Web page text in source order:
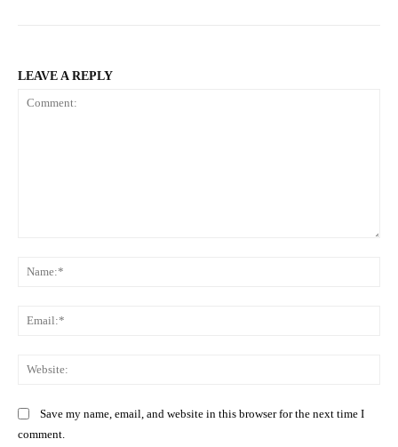
LEAVE A REPLY
Save my name, email, and website in this browser for the next time I
comment.